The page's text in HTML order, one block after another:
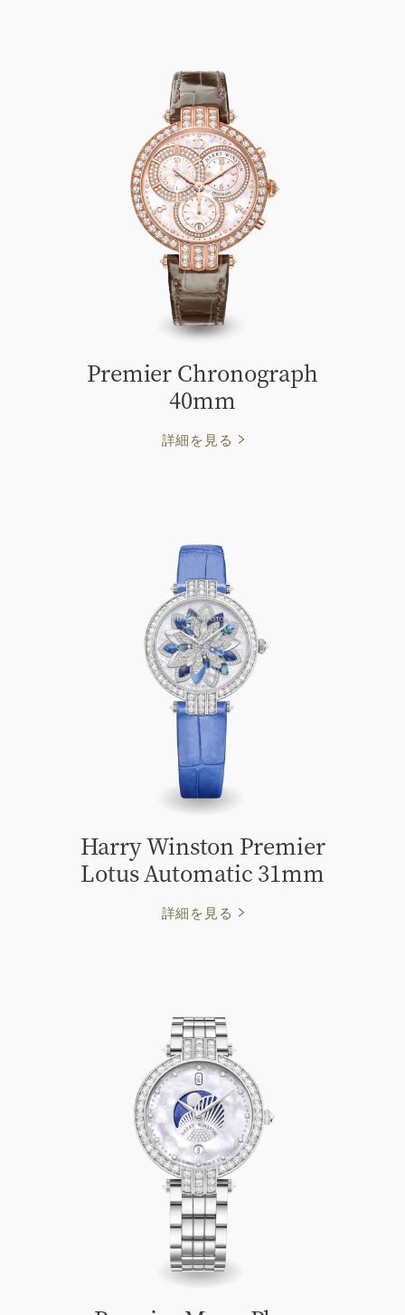
Premier Chronograph
40mm
詳細を見る
Harry Winston Premier
Lotus Automatic 31mm
詳細を見る